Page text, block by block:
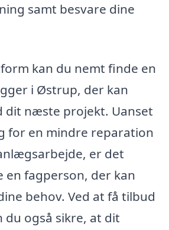
samt besvare dine
kan du nemt finde en
i Østrup, der kan
dit næste projekt. Uanset
for en mindre reparation
er det
fagperson, der kan
behov. Ved at få tilbud
du også sikre, at dit